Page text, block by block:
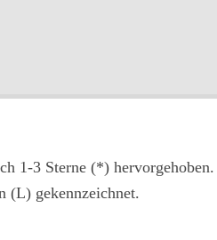
1-3 Sterne (*)
(L) gekennzeichnet.